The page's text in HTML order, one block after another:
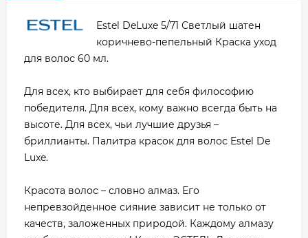
Estel DeLuxe 5/71 Светлый шатен
коричнево-пепельный Краска уход
для волос 60 мл.
Для всех, кто выбирает для себя философию
победителя. Для всех, кому важно всегда быть на
высоте. Для всех, чьи лучшие друзья –
бриллианты. Палитра красок для волос Estel De
Luxe.
Красота волос – словно алмаз. Его
непревзойденное сияние зависит не только от
качеств, заложенных природой. Каждому алмазу